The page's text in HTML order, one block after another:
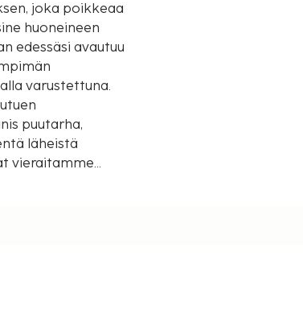
joka poikkeaa
huoneineen
edessäsi avautuu
varustettuna.
puutarha,
läheistä
vieraitamme